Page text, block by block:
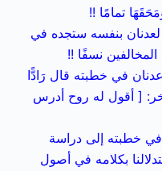
تمامًا !!
بنفسه ستجده في
في خطبته قال رَادًّا
[ أقول له روح أدرس
في خطبته إلى دراسة
بكلامه في أصول